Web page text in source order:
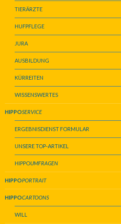
TIERÄRZTE
HUFPFLEGE
JURA
AUSBILDUNG
KÜRREITEN
WISSENSWERTES
HIPPOSERVICE
ERGEBNISDIENST FORMULAR
UNSERE TOP-ARTIKEL
HIPPOUMFRAGEN
HIPPOPORTRAIT
HIPPOCARTOONS
WILL